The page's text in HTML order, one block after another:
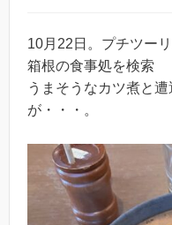
10月22日。プチツー
箱根の食事処を検索
うまそうなカツ煮と
が・・・。